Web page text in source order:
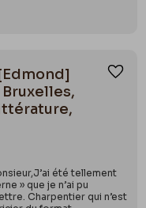
Bruxelles,
été tellement
» que je n’ai pu
Charpentier qui n’est